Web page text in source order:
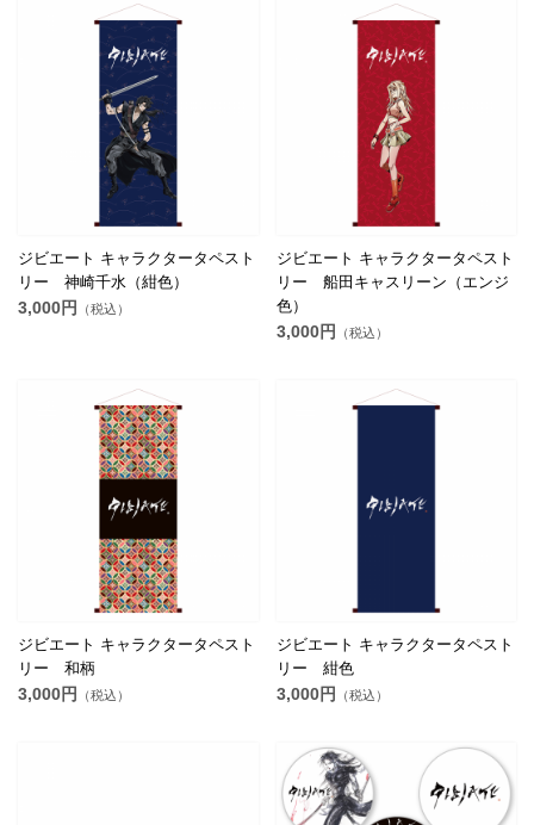
ジビエート キャラクタータペスト
リー 神崎千水（紺色）
3,000円 （税込）
ジビエート キャラクタータペスト
リー 船田キャスリーン（エンジ
色）
3,000円 （税込）
ジビエート キャラクタータペスト
リー 和柄
3,000円 （税込）
ジビエート キャラクタータペスト
リー 紺色
3,000円 （税込）